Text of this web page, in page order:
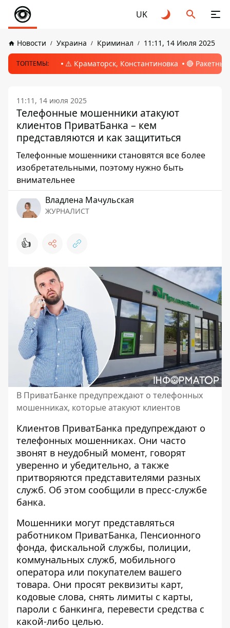
UK
Новости Украина Криминал 11:11, 14 Июля 2025
ТОПТЕМЫ: ⚠️ Краматорск, Константиновка 🔴
11:11, 14 июля 2025
Телефонные мошенники атакуют
клиентов ПриватБанка – кем
представляются и как защититься
Телефонные мошенники становятся все более
изобретательными, поэтому нужно быть
внимательнее
Владлена Мачульская
ЖУРНАЛИСТ
👍
В ПриватБанке предупреждают о телефонных
мошенниках, которые атакуют клиентов
Клиентов ПриватБанка предупреждают о
телефонных мошенниках. Они часто
звонят в неудобный момент, говорят
уверенно и убедительно, а также
притворяются представителями разных
служб. Об этом сообщили в пресс-службе
банка.
Мошенники могут представляться
работником ПриватБанка, Пенсионного
фонда, фискальной службы, полиции,
коммунальных служб, мобильного
оператора или покупателем вашего
товара. Они просят реквизиты карт,
кодовые слова, снять лимиты с карты,
пароли с банкинга, перевести средства с
какой-либо целью.